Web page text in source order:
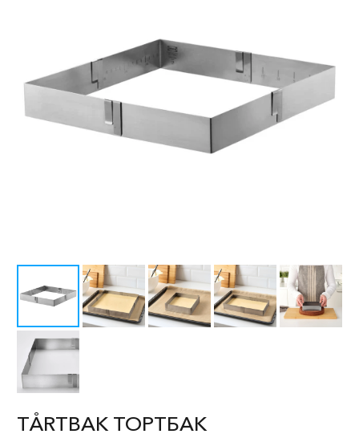
TÅRTBAK ТОРТБАК